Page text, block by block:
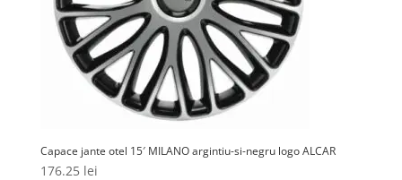
Capace jante otel 15′ MILANO argintiu-si-negru logo ALCAR
176.25 lei